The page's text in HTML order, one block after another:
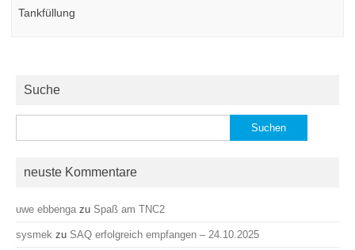
Tankfüllung
Suche
nach:
neuste Kommentare
uwe ebbenga zu Spaß am TNC2
sysmek zu SAQ erfolgreich empfangen – 24.10.2025